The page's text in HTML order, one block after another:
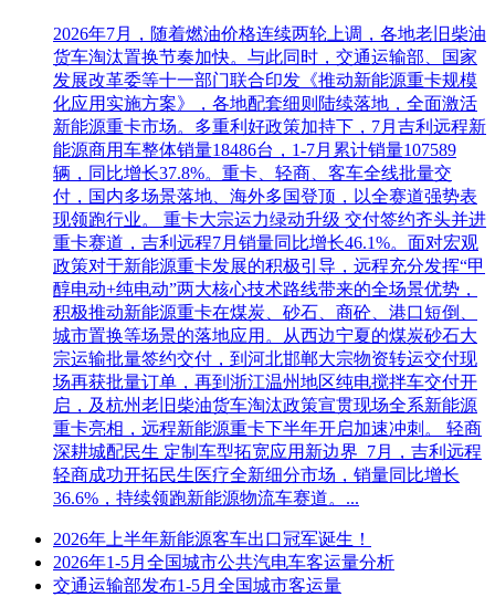
2026年7月，随着燃油价格连续两轮上调，各地老旧柴油
货车淘汰置换节奏加快。与此同时，交通运输部、国家
发展改革委等十一部门联合印发《推动新能源重卡规模
化应用实施方案》，各地配套细则陆续落地，全面激活
新能源重卡市场。多重利好政策加持下，7月吉利远程新
能源商用车整体销量18486台，1-7月累计销量107589
辆，同比增长37.8%。重卡、轻商、客车全线批量交
付，国内多场景落地、海外多国登顶，以全赛道强势表
现领跑行业。 重卡大宗运力绿动升级 交付签约齐头并进
重卡赛道，吉利远程7月销量同比增长46.1%。面对宏观
政策对于新能源重卡发展的积极引导，远程充分发挥“甲
醇电动+纯电动”两大核心技术路线带来的全场景优势，
积极推动新能源重卡在煤炭、砂石、商砼、港口短倒、
城市置换等场景的落地应用。从西边宁夏的煤炭砂石大
宗运输批量签约交付，到河北邯郸大宗物资转运交付现
场再获批量订单，再到浙江温州地区纯电搅拌车交付开
启，及杭州老旧柴油货车淘汰政策宣贯现场全系新能源
重卡亮相，远程新能源重卡下半年开启加速冲刺。 轻商
深耕城配民生 定制车型拓宽应用新边界 7月，吉利远程
轻商成功开拓民生医疗全新细分市场，销量同比增长
36.6%，持续领跑新能源物流车赛道。...
2026年上半年新能源客车出口冠军诞生！
2026年1-5月全国城市公共汽电车客运量分析
交通运输部发布1-5月全国城市客运量